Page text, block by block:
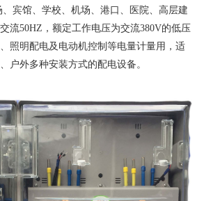
馆、学校、机场、港口、医院、高层建
流50HZ，额定工作电压为交流380V的低压
照明配电及电动机控制等电量计量用，适
户外多种安装方式的配电设备。